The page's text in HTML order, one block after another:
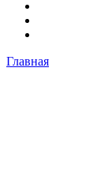
Главная